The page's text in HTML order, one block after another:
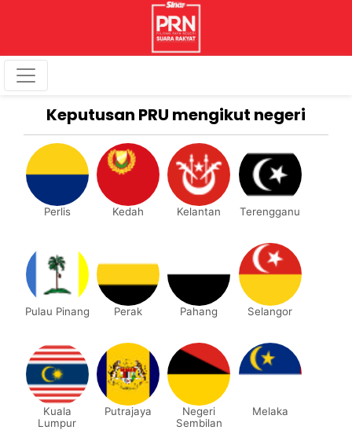
Keputusan PRU mengikut negeri
Perlis Kedah Kelantan Terengganu
Pulau Pinang Perak Pahang Selangor
Kuala
Lumpur
Putrajaya
Negeri
Sembilan
Melaka